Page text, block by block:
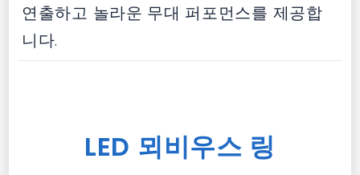
연출하고 놀라운 무대 퍼포먼스를 제공합
니다.
LED 뫼비우스 링